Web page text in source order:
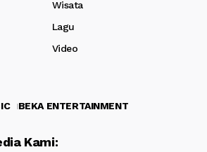
Wisata
Lagu
Video
BEKA ENTERTAINMENT
Kami: